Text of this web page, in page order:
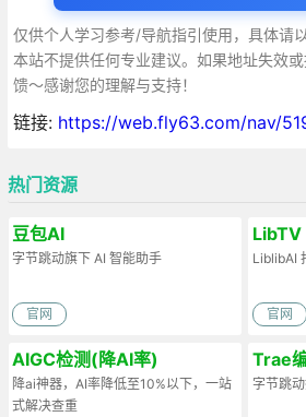
仅供个人学习参考/导航指引使用，具体请
本站不提供任何专业建议。如果地址失效
馈～感谢您的理解与支持！
链接: https://web.fly63.com/nav/
热门资源
豆包AI
字节跳动旗下 AI 智能助手
官网
LibTV
LiblibAI
官网
AIGC检测(降AI率)
降ai神器，AI率降低至10%以下，一站
式解决查重
Trae
字节跳